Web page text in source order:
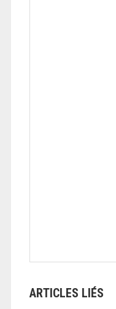
ARTICLES LIÉS